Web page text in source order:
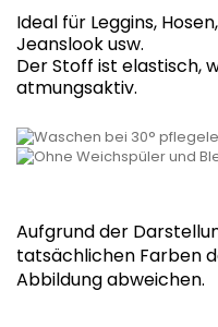
Ideal für Leggins,
Jeanslook usw.
Der Stoff ist elastisch,
atmungsaktiv.
Aufgrund der
tatsächlichen Farben
Abbildung abweichen.